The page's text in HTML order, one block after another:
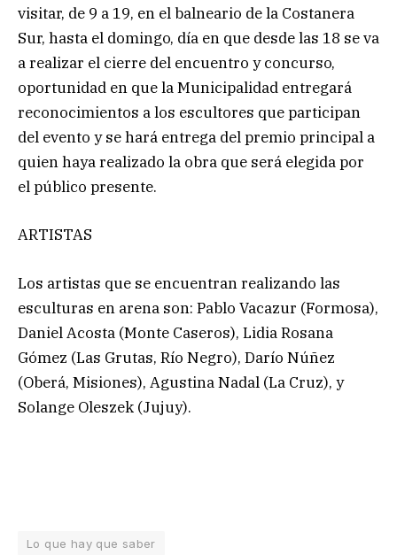
visitar, de 9 a 19, en el balneario de la Costanera
Sur, hasta el domingo, día en que desde las 18 se va
a realizar el cierre del encuentro y concurso,
oportunidad en que la Municipalidad entregará
reconocimientos a los escultores que participan
del evento y se hará entrega del premio principal a
quien haya realizado la obra que será elegida por
el público presente.
ARTISTAS
Los artistas que se encuentran realizando las
esculturas en arena son: Pablo Vacazur (Formosa),
Daniel Acosta (Monte Caseros), Lidia Rosana
Gómez (Las Grutas, Río Negro), Darío Núñez
(Oberá, Misiones), Agustina Nadal (La Cruz), y
Solange Oleszek (Jujuy).
Lo que hay que saber